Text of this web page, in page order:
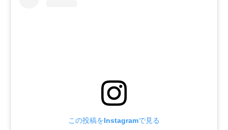
この投稿をInstagramで見る